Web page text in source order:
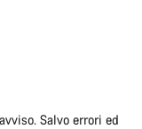
Salvo errori ed